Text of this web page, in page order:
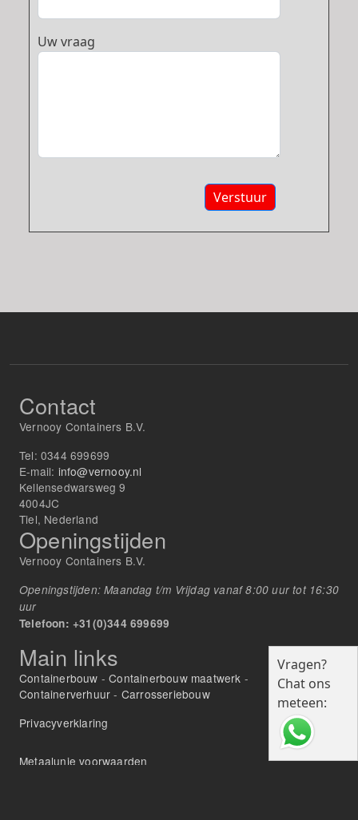
Uw vraag
Verstuur
Vragen?
Chat ons
meteen:
Contact
Vernooy Containers B.V.
Tel: 0344 699699
E-mail: info@vernooy.nl
Kellensedwarsweg 9
4004JC
Tiel, Nederland
Openingstijden
Vernooy Containers B.V.
Openingstijden: Maandag t/m Vrijdag vanaf 8:00 uur tot 16:30
uur
Telefoon: +31(0)344 699699
Main links
Containerbouw -Containerbouw maatwerk -
Containerverhuur - Carrosseriebouw
Privacyverklaring
Metaalunie voorwaarden